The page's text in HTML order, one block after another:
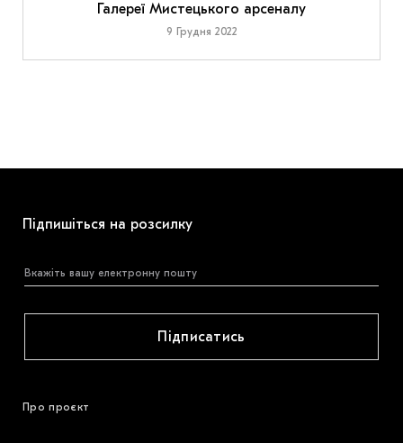
Галереї Мистецького арсеналу
9 Грудня 2022
Підпишіться на розсилку
Підписатись
Про проєкт